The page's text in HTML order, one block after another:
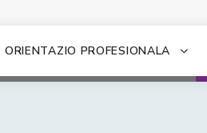
ORIENTAZIO PROFESIONALA